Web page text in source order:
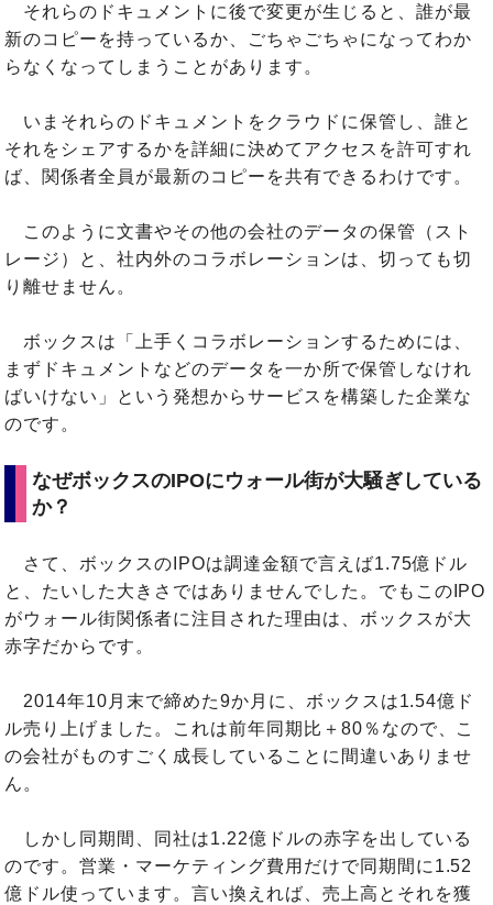
それらのドキュメントに後で変更が生じると、誰が最
新のコピーを持っているか、ごちゃごちゃになってわか
らなくなってしまうことがあります。
いまそれらのドキュメントをクラウドに保管し、誰と
それをシェアするかを詳細に決めてアクセスを許可すれ
ば、関係者全員が最新のコピーを共有できるわけです。
このように文書やその他の会社のデータの保管（スト
レージ）と、社内外のコラボレーションは、切っても切
り離せません。
ボックスは「上手くコラボレーションするためには、
まずドキュメントなどのデータを一か所で保管しなけれ
ばいけない」という発想からサービスを構築した企業な
のです。
なぜボックスのIPOにウォール街が大騒ぎしている
か？
さて、ボックスのIPOは調達金額で言えば1.75億ドル
と、たいした大きさではありませんでした。でもこのIPO
がウォール街関係者に注目された理由は、ボックスが大
赤字だからです。
2014年10月末で締めた9か月に、ボックスは1.54億ド
ル売り上げました。これは前年同期比＋80％なので、こ
の会社がものすごく成長していることに間違いありませ
ん。
しかし同期間、同社は1.22億ドルの赤字を出している
のです。営業・マーケティング費用だけで同期間に1.52
億ドル使っています。言い換えれば、売上高とそれを獲